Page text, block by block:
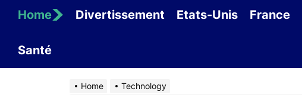
Home Divertissement Etats-Unis France
Santé
Home
Technology